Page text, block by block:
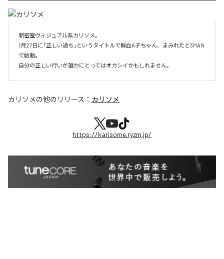
新密室ヴィジュアル系カリソメ。
1月27日に「正しい過ち」というタイトルで鮮血A子ちゃん、まみれたと3MAN
で始動。
自分の正しい行いが誰かにとってはオカシイかもしれません。
カリソメの他のリリース： カリソメ
https://karisome.ryzm.jp/